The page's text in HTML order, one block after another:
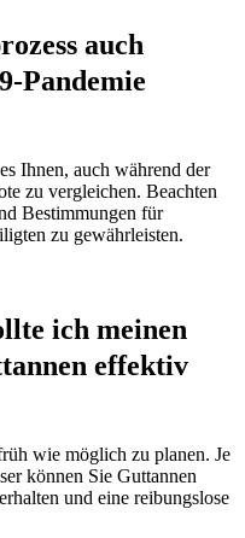
auch
Pandemie
Ihnen, auch während der
zu vergleichen. Beachten
Bestimmungen für
zu gewährleisten.
ich meinen
effektiv
wie möglich zu planen. Je
können Sie Guttannen
und eine reibungslose